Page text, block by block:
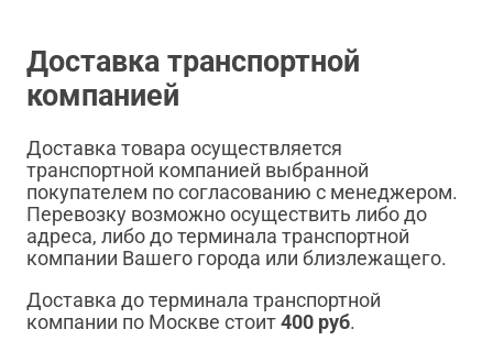
Доставка транспортной
компанией
Доставка товара осуществляется
транспортной компанией выбранной
покупателем по согласованию с менеджером.
Перевозку возможно осуществить либо до
адреса, либо до терминала транспортной
компании Вашего города или близлежащего.
Доставка до терминала транспортной
компании по Москве стоит400 руб.